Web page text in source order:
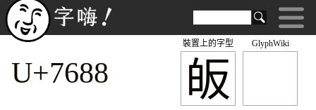
GlyphWiki
皈
裝置上的字型
U+7688